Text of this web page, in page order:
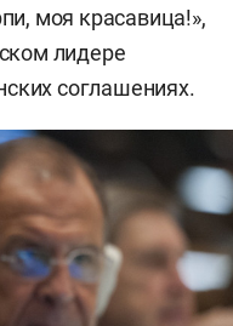
моя красавица!»,
лидере
соглашениях.